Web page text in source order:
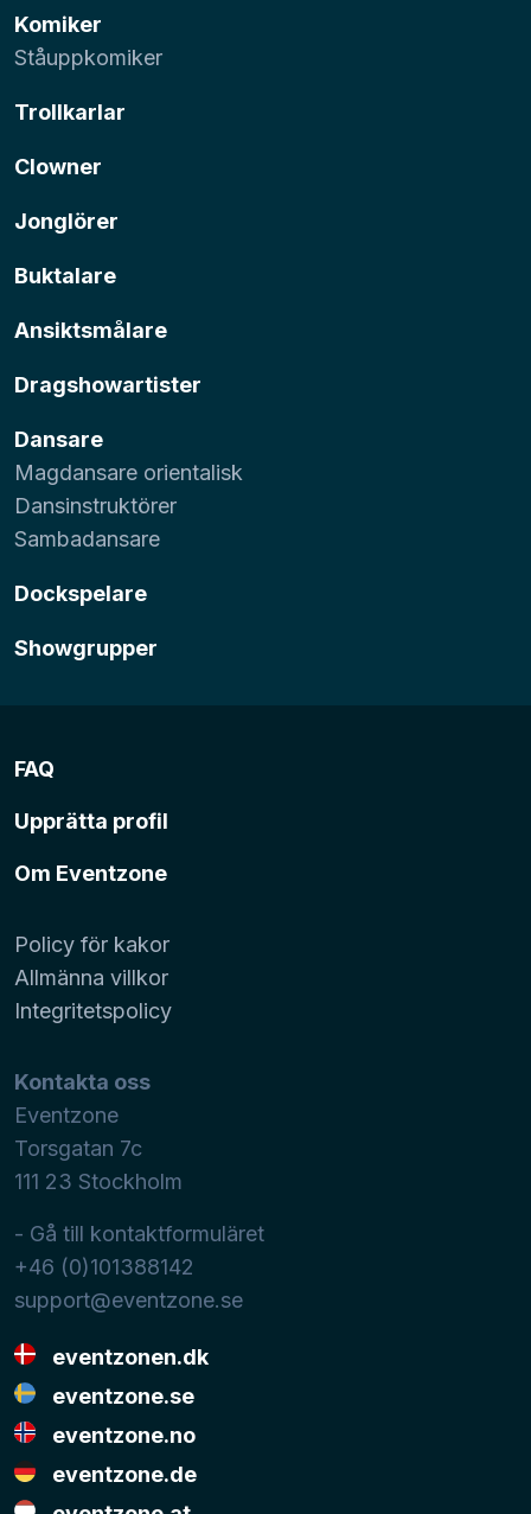
Komiker
Ståuppkomiker
Trollkarlar
Clowner
Jonglörer
Buktalare
Ansiktsmålare
Dragshowartister
Dansare
Magdansare orientalisk
Dansinstruktörer
Sambadansare
Dockspelare
Showgrupper
FAQ
Upprätta profil
Om Eventzone
Policy för kakor
Allmänna villkor
Integritetspolicy
Kontakta oss
Eventzone
Torsgatan 7c
111 23 Stockholm
- Gå till kontaktformuläret
+46 (0)101388142
support@eventzone.se
eventzonen.dk
eventzone.se
eventzone.no
eventzone.de